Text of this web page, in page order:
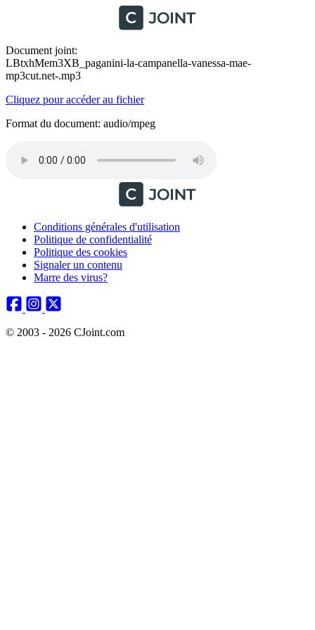
Document joint:
LBtxhMem3XB_paganini-la-campanella-vanessa-mae-
mp3cut.net-.mp3
Cliquez pour accéder au fichier
Format du document: audio/mpeg
Conditions générales d'utilisation
Politique de confidentialité
Politique des cookies
Signaler un contenu
Marre des virus?
© 2003 - 2026 CJoint.com